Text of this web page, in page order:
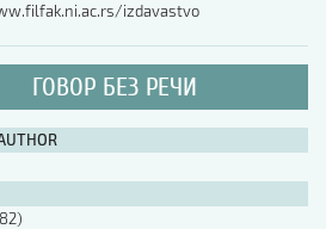
izdavastvo
ГОВОР БЕЗ РЕЧИ